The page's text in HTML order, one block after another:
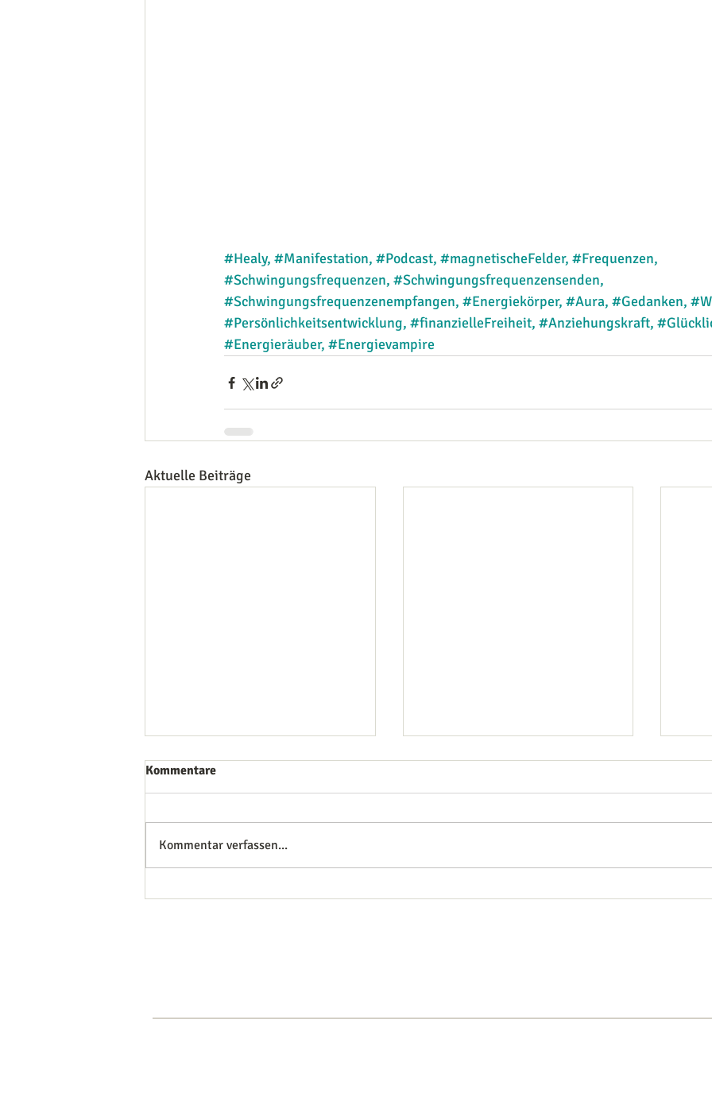
#Healy, #Manifestation, #Podcast, #magnetischeFelder, #Frequenzen,
#Schwingungsfrequenzen, #Schwingungsfrequenzensenden,
#Schwingungsfrequenzenempfangen, #Energiekörper, #Aura, #Gedanken,
#Persönlichkeitsentwicklung, #finanzielleFreiheit, #Anziehungskraft,
#Energieräuber, #Energievampire
Aktuelle Beiträge
Kommentare
Kommentar verfassen...